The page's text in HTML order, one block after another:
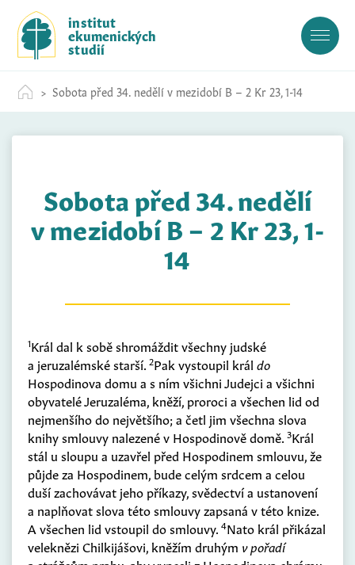
c
institut
ekumenických
studií
Sobota před 34. nedělí v mezidobí B – 2 Kr 23, 1-14
Sobota před 34. nedělí
v mezidobí B – 2 Kr 23, 1-
14
1Král dal k sobě shromáždit všechny judské
a jeruzalémské starší. 2Pak vystoupil král do
Hospodinova domu a s ním všichni Judejci a všichni
obyvatelé Jeruzaléma, kněží, proroci a všechen lid od
nejmenšího do největšího; a četl jim všechna slova
knihy smlouvy nalezené v Hospodinově domě. 3Král
stál u sloupu a uzavřel před Hospodinem smlouvu, že
půjde za Hospodinem, bude celým srdcem a celou
duší zachovávat jeho příkazy, svědectví a ustanovení
a naplňovat slova této smlouvy zapsaná v této knize.
A všechen lid vstoupil do smlouvy. 4Nato král přikázal
veleknězi Chilkijášovi, kněžím druhým v pořadí